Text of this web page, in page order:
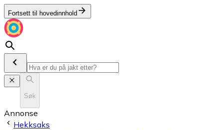
Fortsett til hovedinnhold
Søk
Annonse
Hekksaks